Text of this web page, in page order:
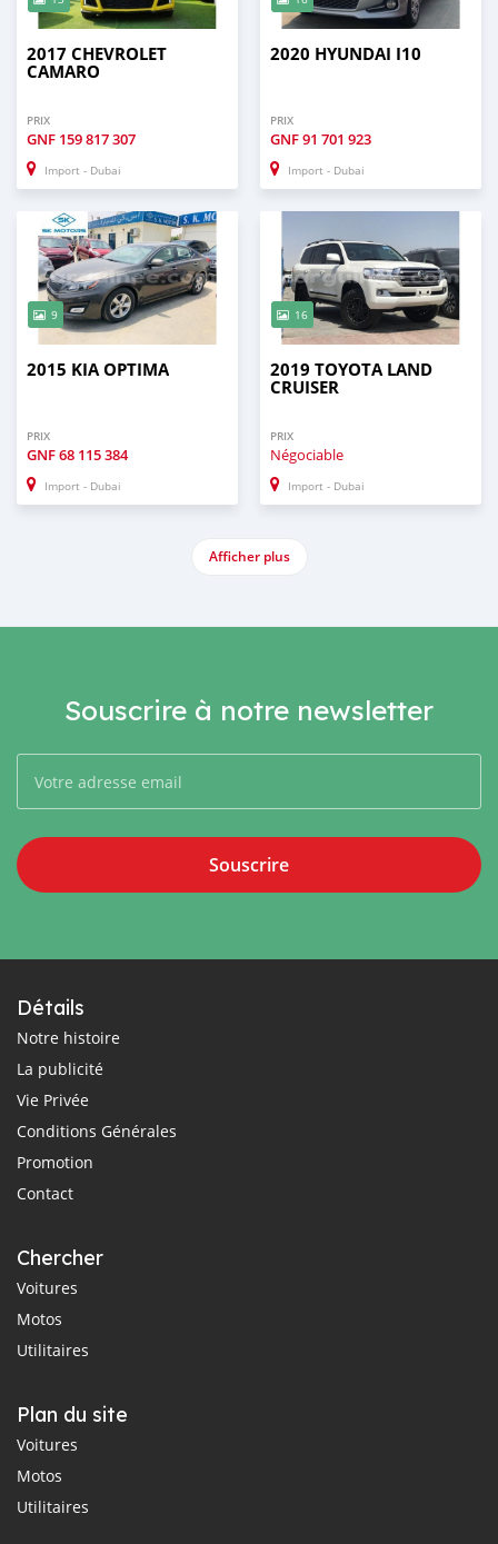
2017 CHEVROLET
CAMARO
PRIX
GNF 159 817 307
Import - Dubai
2020 HYUNDAI I10
PRIX
GNF91 701 923
Import - Dubai
9
2015 KIA OPTIMA
PRIX
GNF68 115 384
Import - Dubai
16
2019 TOYOTA LAND
CRUISER
PRIX
Négociable
Import - Dubai
Afficher plus
Souscrire à notre newsletter
Souscrire
Détails
Notre histoire
La publicité
Vie Privée
Conditions Générales
Promotion
Contact
Chercher
Voitures
Motos
Utilitaires
Plan du site
Voitures
Motos
Utilitaires